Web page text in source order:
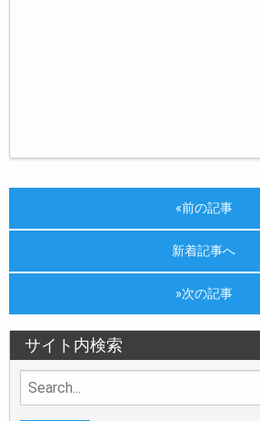
«前の記事
新着記事へ
»次の記事
サイト内検索
Search
for: